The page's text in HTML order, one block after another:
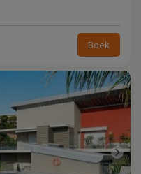
Boek